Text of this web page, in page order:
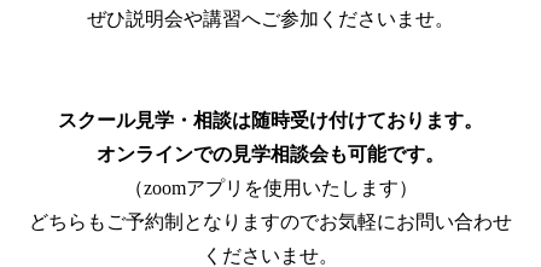
ぜひ説明会や講習へご参加くださいませ。
スクール見学・相談は随時受け付けております。
オンラインでの見学相談会も可能です。
（zoomアプリを使用いたします）
どちらもご予約制となりますのでお気軽にお問い合わせ
くださいませ。